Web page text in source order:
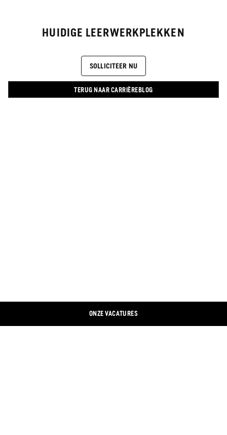
HUIDIGE LEERWERKPLEKKEN
SOLLICITEER NU
TERUG NAAR CARRIÈREBLOG
ONZE VACATURES